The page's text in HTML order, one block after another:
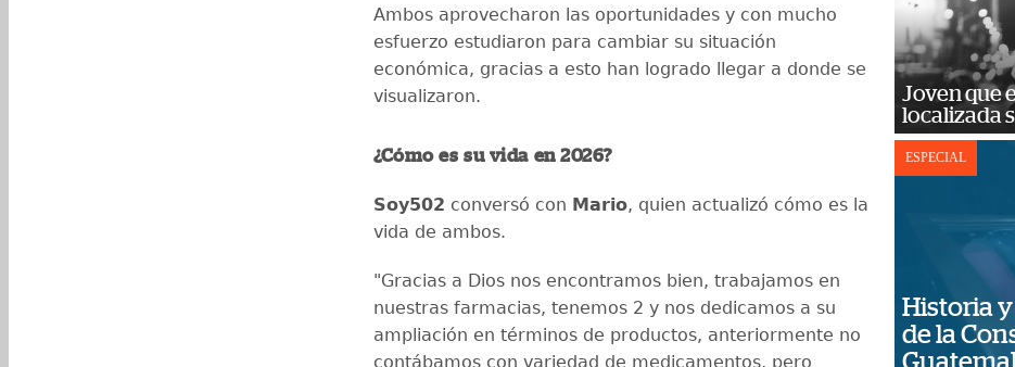
Ambos aprovecharon las oportunidades y con mucho
esfuerzo estudiaron para cambiar su situación
económica, gracias a esto han logrado llegar a donde se
visualizaron.
¿Cómo es su vida en 2026?
Soy502 conversó con Mario, quien actualizó cómo es la
vida de ambos.
"Gracias a Dios nos encontramos bien, trabajamos en
nuestras farmacias, tenemos 2 y nos dedicamos a su
ampliación en términos de productos, anteriormente no
contábamos con variedad de medicamentos, pero
Joven que
localizada
ESPECIAL
Historia
de la